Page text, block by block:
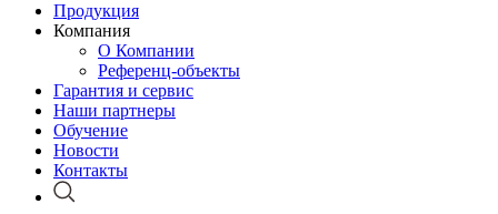
Продукция
Компания
О Компании
Референц-объекты
Гарантия и сервис
Наши партнеры
Обучение
Новости
Контакты